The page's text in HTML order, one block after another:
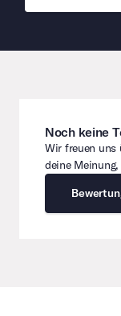
Noch keine
Wir freuen uns
deine